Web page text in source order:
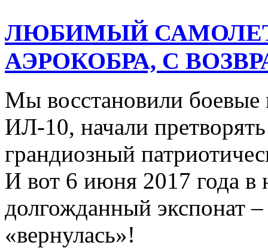
ЛЮБИМЫЙ
АЭРОКОБРА, С
Мы восстановили
ИЛ-10, начали
грандиозный
И вот 6 июня 2017 года в
долгожданный экспонат
«вернулась»!